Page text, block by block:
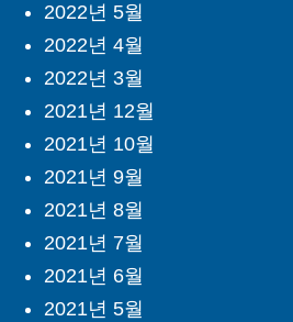
2022년 5월
2022년 4월
2022년 3월
2021년 12월
2021년 10월
2021년 9월
2021년 8월
2021년 7월
2021년 6월
2021년 5월